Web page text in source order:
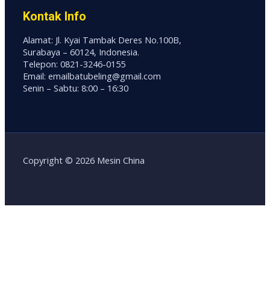
Kontak Info
Alamat: Jl. Kyai Tambak Deres No.100B,
Surabaya – 60124, Indonesia.
Telepon: 0821-3246-0155
Email: emailbatubeling@gmail.com
Senin – Sabtu: 8:00 – 16:30
Copyright © 2026 Mesin China